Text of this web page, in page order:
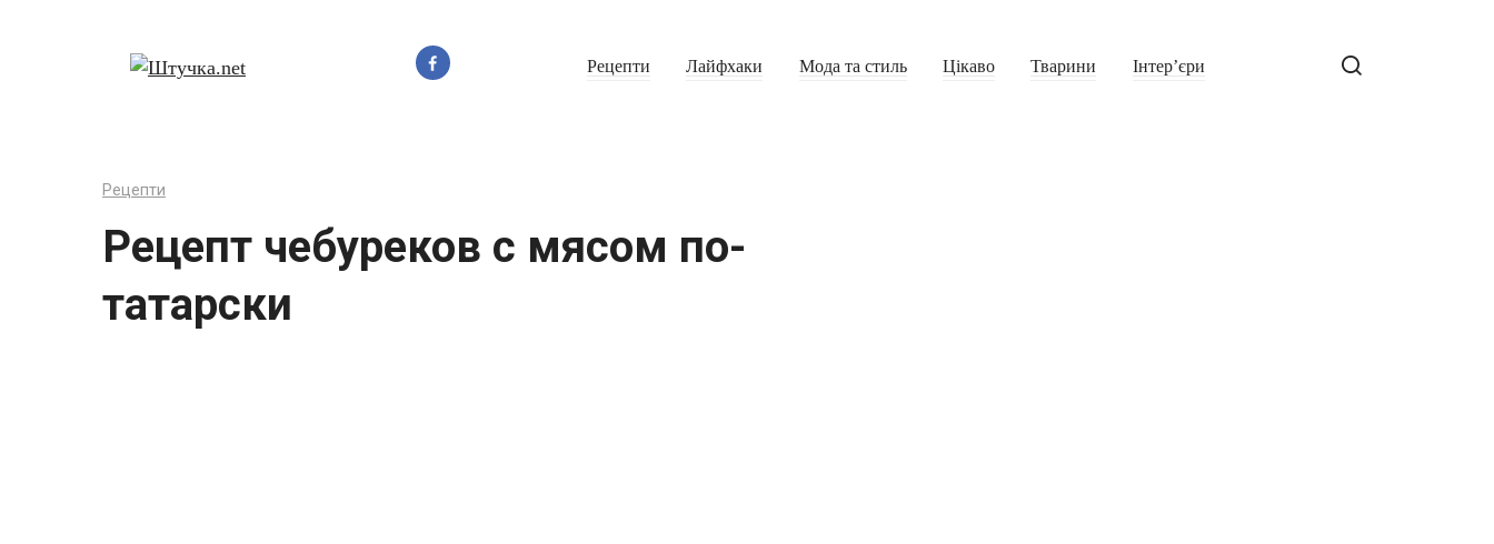
Рецепти Лайфхаки Мода та стиль Цікаво Тварини Інтер’єри
Рецепти
Рецепт чебуреков с мясом по-
татарски